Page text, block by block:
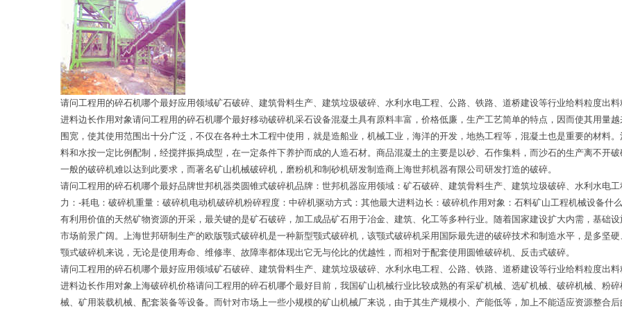
请问工程用的碎石机哪个最好应用领域矿石破碎、建筑骨料生产、建筑垃圾破碎、水利水电工程、公路、铁路、道桥建设等行业给料粒度出
进料边长作用对象请问工程用的碎石机哪个最好移动破碎机采石设备混凝土具有原料丰富，价格低廉，生产工艺简单的特点，因而使其用量
围宽，使其使用范围出十分广泛，不仅在各种土木工程中使用，就是造船业，机械工业，海洋的开发，地热工程等，混凝土也是重要的材料
料和水按一定比例配制，经搅拌振捣成型，在一定条件下养护而成的人造石材。商品混凝土的主要是以砂、石作集料，而沙石的生产离不开
一般的破碎机难以达到此要求，而著名矿山机械破碎机，磨粉机和制砂机研发制造商上海世邦机器有限公司研发打造的破碎。
请问工程用的碎石机哪个最好品牌世邦机器类圆锥式破碎机品牌：世邦机器应用领域：矿石破碎、建筑骨料生产、建筑垃圾破碎、水利水电
力：-耗电：破碎机重量：破碎机电动机破碎机粉碎程度：中碎机驱动方式：其他最大进料边长：破碎机作用对象：石料矿山工程机械设备什
有利用价值的天然矿物资源的开采，最关键的是矿石破碎，加工成品矿石用于冶金、建筑、化工等多种行业。随着国家建设扩大内需，基础
市场前景广阔。上海世邦研制生产的欧版颚式破碎机是一种新型颚式破碎机，该颚式破碎机采用国际最先进的破碎技术和制造水平，是多坚
颚式破碎机来说，无论是使用寿命、维修率、故障率都体现出它无与伦比的优越性，而相对于配套使用圆锥破碎机、反击式破碎。
请问工程用的碎石机哪个最好应用领域矿石破碎、建筑骨料生产、建筑垃圾破碎、水利水电工程、公路、铁路、道桥建设等行业给料粒度出
进料边长作用对象上海破碎机价格请问工程用的碎石机哪个最好目前，我国矿山机械行业比较成熟的有采矿机械、选矿机械、破碎机械、粉
械、矿用装载机械、配套装备等设备。而针对市场上一些小规模的矿山机械厂来说，由于其生产规模小、产能低等，加上不能适应资源整合